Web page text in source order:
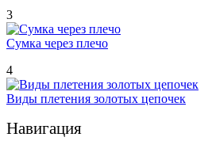
3
Сумка через плечо
4
Виды плетения золотых цепочек
Навигация